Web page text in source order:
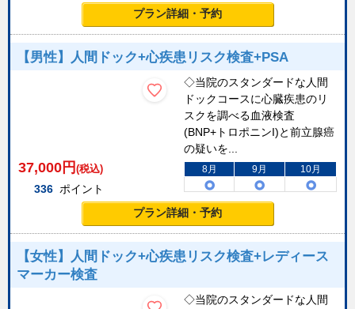
プラン詳細・予約
【男性】人間ドック+心疾患リスク検査+PSA
◇当院のスタンダードな人間
ドックコースに心臓疾患のリ
スクを調べる血液検査
(BNP+トロポニンI)と前立腺癌
の疑いを...
37,000 円 (税込)
336 ポイント
8月 9月 10月
プラン詳細・予約
【女性】人間ドック+心疾患リスク検査+レディース
マーカー検査
◇当院のスタンダードな人間